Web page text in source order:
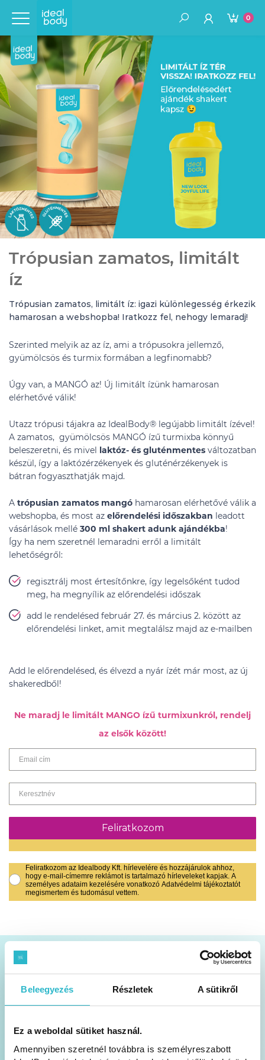
Beleegyezés Részletek A sütikről
Ez a weboldal sütiket használ.
Amennyiben szeretnél továbbra is személyreszabott
0
Trópusian zamatos, limitált
íz
Trópusian zamatos, limitált íz: igazi különlegesség érkezik
hamarosan a webshopba! Iratkozz fel, nehogy lemaradj!
Szerinted melyik az az íz, ami a trópusokra jellemző,
gyümölcsös és turmix formában a legfinomabb?
Úgy van, a MANGÓ az! Új limitált ízünk hamarosan
elérhetővé válik!
Utazz trópusi tájakra az IdealBody® legújabb limitált ízével!
A zamatos, gyümölcsös MANGÓ ízű turmixba könnyű
beleszeretni, és mivel laktóz- és gluténmentes változatban
készül, így a laktózérzékenyek és gluténérzékenyek is
bátran fogyaszthatják majd.
A trópusian zamatos mangó hamarosan elérhetővé válik a
webshopba, és most az előrendelési időszakban leadott
vásárlások mellé 300 ml shakert adunk ajándékba!
Így ha nem szeretnél lemaradni erről a limitált
lehetőségről:
regisztrálj most értesítőnkre, így legelsőként tudod
meg, ha megnyílik az előrendelési időszak
add le rendelésed február 27. és március 2. között az
előrendelési linket, amit megtalálsz majd az e-mailben
Add le előrendelésed, és élvezd a nyár ízét már most, az új
shakeredből!
Ne maradj le limitált MANGO ízű turmixunkról, rendelj
az elsők között!
Feliratkozom
Feliratkozom az Idealbody Kft. hírlevelére és hozzájárulok ahhoz,
hogy e-mail-címemre reklámot is tartalmazó hírleveleket kapjak. A
személyes adataim kezelésére vonatkozó Adatvédelmi tájékoztatót
megismertem és tudomásul vettem.
Akciók és tippek a postafiókodban
Heti 1 alkalommal küldjük a hírlevelet
benne